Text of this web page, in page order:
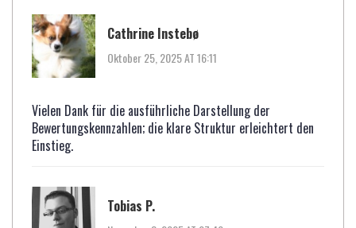
Cathrine Instebø
Oktober 25, 2025 AT 16:11
Vielen Dank für die ausführliche Darstellung der
Bewertungskennzahlen; die klare Struktur erleichtert den
Einstieg.
Tobias P.